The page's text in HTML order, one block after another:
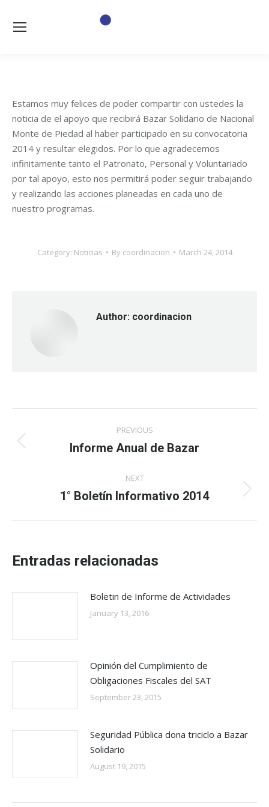
Estamos muy felices de poder compartir con ustedes la
noticia de el apoyo que recibirá Bazar Solidario de Nacional
Monte de Piedad al haber participado en su convocatoria
2014 y resultar elegidos. Por lo que agradecemos
infinitamente tanto el Patronato, Personal y Voluntariado
por tal apoyo, esto nos permitirá poder seguir trabajando
y realizando las acciones planeadas en cada uno de
nuestro programas.
Category: Noticias By coordinacion March 24, 2014
Author: coordinacion
navigation
PREVIOUS
Previous
Informe Anual de Bazar
NEXT
Next
1° Boletín Informativo 2014
Entradas relacionadas
Boletin de Informe de Actividades
January 13, 2016
Opinión del Cumplimiento de
Obligaciones Fiscales del SAT
September 23, 2015
Seguridad Pública dona triciclo a Bazar
Solidario
August 19, 2015